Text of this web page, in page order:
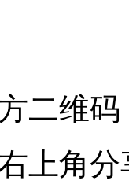
二维码
上角分